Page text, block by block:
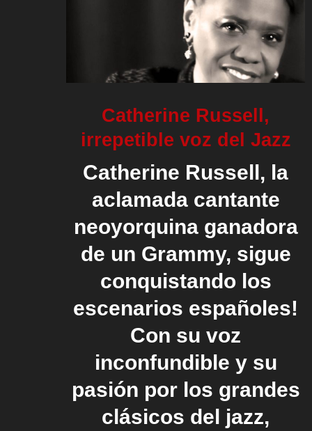
Catherine Russell,
irrepetible voz del Jazz
Catherine Russell, la
aclamada cantante
neoyorquina ganadora
de un Grammy, sigue
conquistando los
escenarios españoles!
Con su voz
inconfundible y su
pasión por los grandes
clásicos del jazz,